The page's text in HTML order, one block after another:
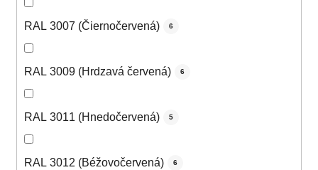
RAL 3007 (Čiernočervená) 6
RAL 3009 (Hrdzavá červená) 6
RAL 3011 (Hnedočervená) 5
RAL 3012 (Béžovočervená) 6